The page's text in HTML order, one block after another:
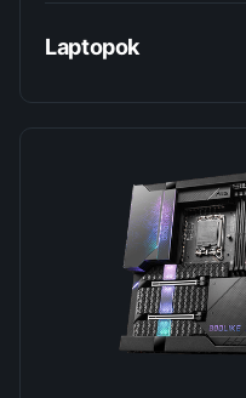
Laptopok